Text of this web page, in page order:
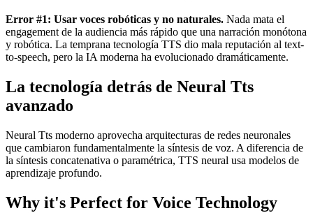
Error #1: Usar voces robóticas y no naturales. Nada mata el
engagement de la audiencia más rápido que una narración monótona
y robótica. La temprana tecnología TTS dio mala reputación al text-
to-speech, pero la IA moderna ha evolucionado dramáticamente.
La tecnología detrás de Neural Tts
avanzado
Neural Tts moderno aprovecha arquitecturas de redes neuronales
que cambiaron fundamentalmente la síntesis de voz. A diferencia de
la síntesis concatenativa o paramétrica, TTS neural usa modelos de
aprendizaje profundo.
Why it's Perfect for Voice Technology